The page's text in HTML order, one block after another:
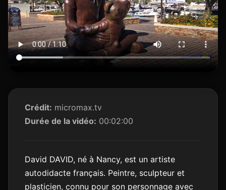
Crédit: micromax.tv
Durée de la vidéo: 00:02:00
David DAVID, né à Nancy, est un artiste
autodidacte français. Peintre, sculpteur et
plasticien, connu pour son personnage avec